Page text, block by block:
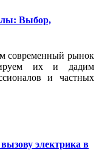
Выбор,
современный рынок
их и дадим
и частных
электрика в